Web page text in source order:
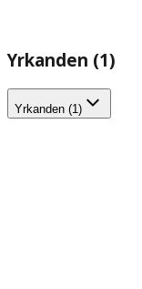
Yrkanden (1)
Yrkanden (1)